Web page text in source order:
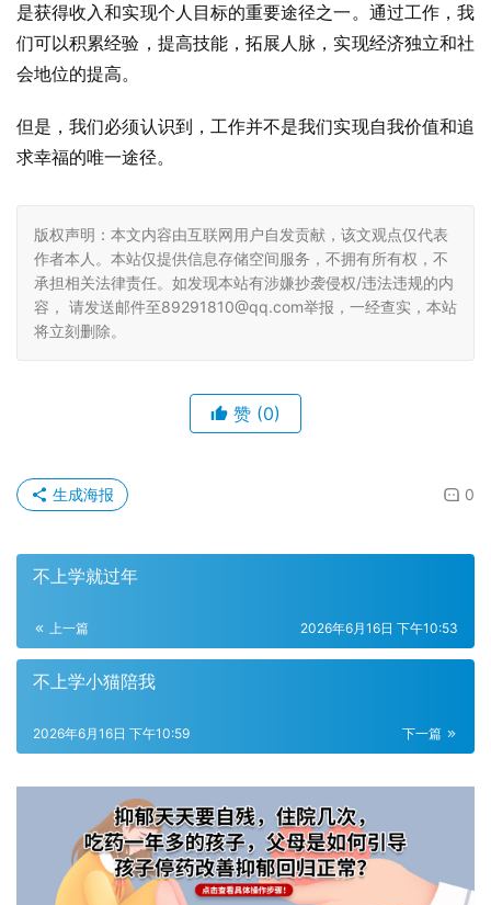
是获得收入和实现个人目标的重要途径之一。通过工作，我
们可以积累经验，提高技能，拓展人脉，实现经济独立和社
会地位的提高。
但是，我们必须认识到，工作并不是我们实现自我价值和追
求幸福的唯一途径。
版权声明：本文内容由互联网用户自发贡献，该文观点仅代表
作者本人。本站仅提供信息存储空间服务，不拥有所有权，不
承担相关法律责任。如发现本站有涉嫌抄袭侵权/违法违规的内
容， 请发送邮件至89291810@qq.com举报，一经查实，本站
将立刻删除。
赞 (0)
0
生成海报
不上学就过年
上一篇 2026年6月16日 下午10:53
不上学小猫陪我
下一篇
2026年6月16日 下午10:59